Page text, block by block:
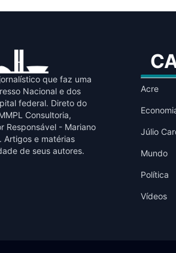
que faz uma
Nacional e dos
federal. Direto do
Consultoria,
Responsável - Mariano
Artigos e matérias
de seus autores.
Acre
Júlio
Mundo
Política
Vídeos